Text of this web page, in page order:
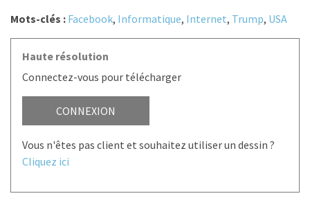
Mots-clés : Facebook, Informatique, Internet, Trump, USA
Haute résolution
Connectez-vous pour télécharger
CONNEXION
Vous n'êtes pas client et souhaitez utiliser un dessin ?
Cliquez ici